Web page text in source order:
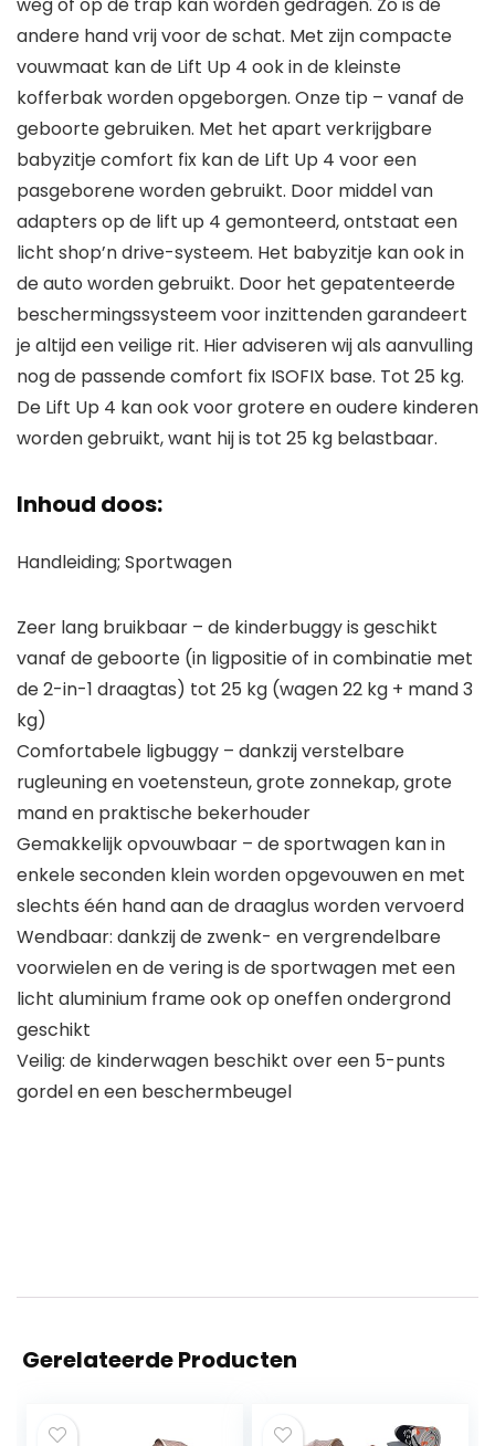
weg of op de trap kan worden gedragen. Zo is de
andere hand vrij voor de schat. Met zijn compacte
vouwmaat kan de Lift Up 4 ook in de kleinste
kofferbak worden opgeborgen. Onze tip – vanaf de
geboorte gebruiken. Met het apart verkrijgbare
babyzitje comfort fix kan de Lift Up 4 voor een
pasgeborene worden gebruikt. Door middel van
adapters op de lift up 4 gemonteerd, ontstaat een
licht shop’n drive-systeem. Het babyzitje kan ook in
de auto worden gebruikt. Door het gepatenteerde
beschermingssysteem voor inzittenden garandeert
je altijd een veilige rit. Hier adviseren wij als aanvulling
nog de passende comfort fix ISOFIX base. Tot 25 kg.
De Lift Up 4 kan ook voor grotere en oudere kinderen
worden gebruikt, want hij is tot 25 kg belastbaar.
Inhoud doos:
Handleiding; Sportwagen
Zeer lang bruikbaar – de kinderbuggy is geschikt
vanaf de geboorte (in ligpositie of in combinatie met
de 2-in-1 draagtas) tot 25 kg (wagen 22 kg + mand 3
kg)
Comfortabele ligbuggy – dankzij verstelbare
rugleuning en voetensteun, grote zonnekap, grote
mand en praktische bekerhouder
Gemakkelijk opvouwbaar – de sportwagen kan in
enkele seconden klein worden opgevouwen en met
slechts één hand aan de draaglus worden vervoerd
Wendbaar: dankzij de zwenk- en vergrendelbare
voorwielen en de vering is de sportwagen met een
licht aluminium frame ook op oneffen ondergrond
geschikt
Veilig: de kinderwagen beschikt over een 5-punts
gordel en een beschermbeugel
Gerelateerde Producten